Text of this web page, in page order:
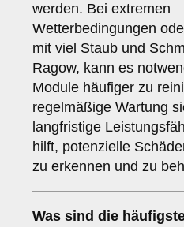
werden. Bei extremen
Wetterbedingungen
mit viel Staub und
Ragow, kann es
Module häufiger zu
regelmäßige Wartung
langfristige
hilft, potenzielle
zu erkennen und zu
Was sind die